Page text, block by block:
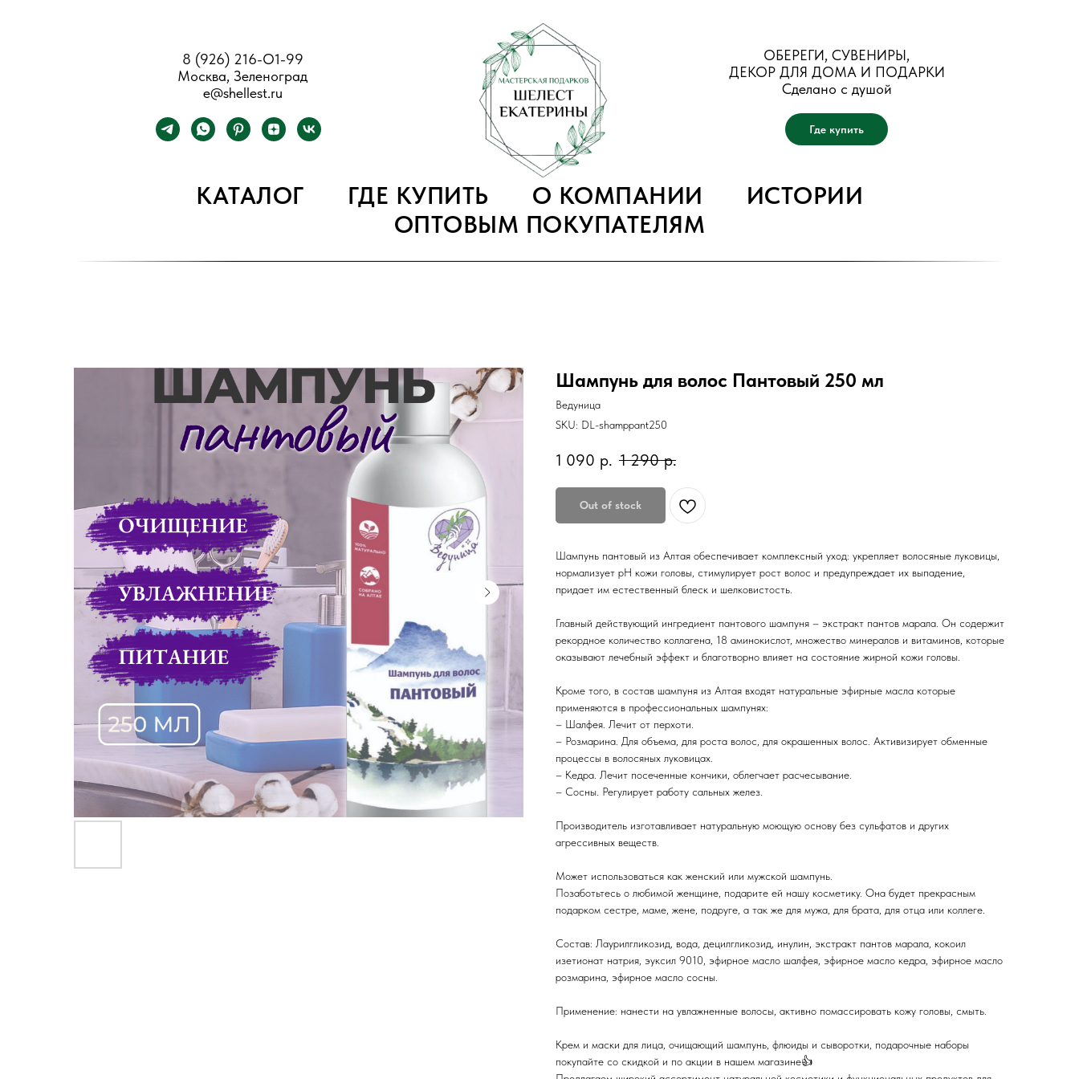
8 (926) 216-О1-99
Москва, Зеленоград
e@shellest.ru
ОБЕРЕГИ, СУВЕНИРЫ,
ДЕКОР ДЛЯ ДОМА И ПОДАРКИ
Сделано с душой
Где купить
КАТАЛОГ ГДЕ КУПИТЬ О КОМПАНИИ
ИСТОРИИ
ОПТОВЫМ ПОКУПАТЕЛЯМ
Шампунь для волос Пантовый 250 мл
Ведуница
SKU: DL-shamppant250
1 090 р. 1 290 р.
Out of stock
Шампунь пантовый из Алтая обеспечивает комплексный уход: укрепляет волосяные луковицы,
нормализует pH кожи головы, стимулирует рост волос и предупреждает их выпадение,
придает им естественный блеск и шелковистость.
Главный действующий ингредиент пантового шампуня – экстракт пантов марала. Он содержит
рекордное количество коллагена, 18 аминокислот, множество минералов и витаминов, которые
оказывают лечебный эффект и благотворно влияет на состояние жирной кожи головы.
Кроме того, в состав шампуня из Алтая входят натуральные эфирные масла которые
применяются в профессиональных шампунях:
– Шалфея. Лечит от перхоти.
– Розмарина. Для объема, для роста волос, для окрашенных волос. Активизирует обменные
процессы в волосяных луковицах.
– Кедра. Лечит посеченные кончики, облегчает расчесывание.
– Сосны. Регулирует работу сальных желез.
Производитель изготавливает натуральную моющую основу без сульфатов и других
агрессивных веществ.
Может использоваться как женский или мужской шампунь.
Позаботьтесь о любимой женщине, подарите ей нашу косметику. Она будет прекрасным
подарком сестре, маме, жене, подруге, а так же для мужа, для брата, для отца или коллеге.
Состав: Лаурилгликозид, вода, децилгликозид, инулин, экстракт пантов марала, кокоил
изетионат натрия, эуксил 9010, эфирное масло шалфея, эфирное масло кедра, эфирное масло
розмарина, эфирное масло сосны.
Применение: нанести на увлажненные волосы, активно помассировать кожу головы, смыть.
Крем и маски для лица, очищающий шампунь, флюиды и сыворотки, подарочные наборы
покупайте со скидкой и по акции в нашем магазине👍